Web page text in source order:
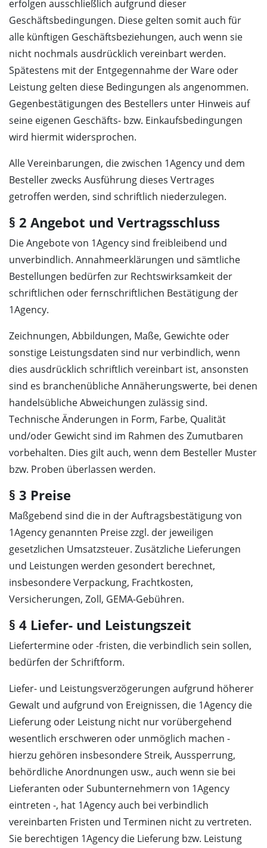
erfolgen ausschließlich aufgrund dieser
Geschäftsbedingungen. Diese gelten somit auch für
alle künftigen Geschäftsbeziehungen, auch wenn sie
nicht nochmals ausdrücklich vereinbart werden.
Spätestens mit der Entgegennahme der Ware oder
Leistung gelten diese Bedingungen als angenommen.
Gegenbestätigungen des Bestellers unter Hinweis auf
seine eigenen Geschäfts- bzw. Einkaufsbedingungen
wird hiermit widersprochen.
Alle Vereinbarungen, die zwischen 1Agency und dem
Besteller zwecks Ausführung dieses Vertrages
getroffen werden, sind schriftlich niederzulegen.
§ 2 Angebot und Vertragsschluss
Die Angebote von 1Agency sind freibleibend und
unverbindlich. Annahmeerklärungen und sämtliche
Bestellungen bedürfen zur Rechtswirksamkeit der
schriftlichen oder fernschriftlichen Bestätigung der
1Agency.
Zeichnungen, Abbildungen, Maße, Gewichte oder
sonstige Leistungsdaten sind nur verbindlich, wenn
dies ausdrücklich schriftlich vereinbart ist, ansonsten
sind es branchenübliche Annäherungswerte, bei denen
handelsübliche Abweichungen zulässig sind.
Technische Änderungen in Form, Farbe, Qualität
und/oder Gewicht sind im Rahmen des Zumutbaren
vorbehalten. Dies gilt auch, wenn dem Besteller Muster
bzw. Proben überlassen werden.
§ 3 Preise
Maßgebend sind die in der Auftragsbestätigung von
1Agency genannten Preise zzgl. der jeweiligen
gesetzlichen Umsatzsteuer. Zusätzliche Lieferungen
und Leistungen werden gesondert berechnet,
insbesondere Verpackung, Frachtkosten,
Versicherungen, Zoll, GEMA-Gebühren.
§ 4 Liefer- und Leistungszeit
Liefertermine oder -fristen, die verbindlich sein sollen,
bedürfen der Schriftform.
Liefer- und Leistungsverzögerungen aufgrund höherer
Gewalt und aufgrund von Ereignissen, die 1Agency die
Lieferung oder Leistung nicht nur vorübergehend
wesentlich erschweren oder unmöglich machen -
hierzu gehören insbesondere Streik, Aussperrung,
behördliche Anordnungen usw., auch wenn sie bei
Lieferanten oder Subunternehmern von 1Agency
eintreten -, hat 1Agency auch bei verbindlich
vereinbarten Fristen und Terminen nicht zu vertreten.
Sie berechtigen 1Agency die Lieferung bzw. Leistung